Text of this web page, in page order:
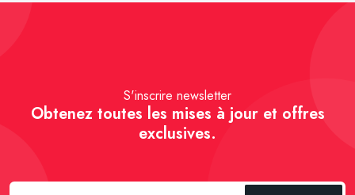
S'inscrire newsletter
Obtenez toutes les mises à jour et offres
exclusives.